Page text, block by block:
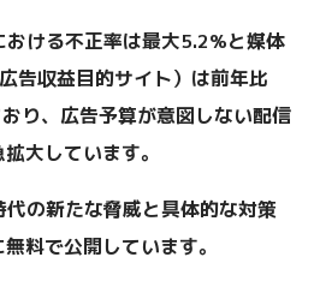
ける不正率は最大5.2%と媒体
告収益目的サイト）は前年比
り、広告予算が意図しない配信
大しています。
の新たな脅威と具体的な対策
料で公開しています。